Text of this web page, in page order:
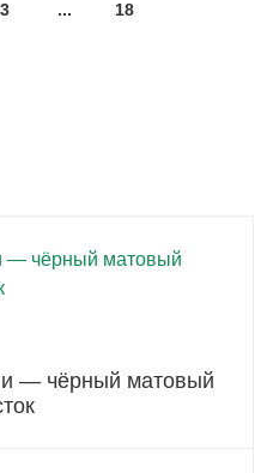
3 ... 18
— чёрный матовый